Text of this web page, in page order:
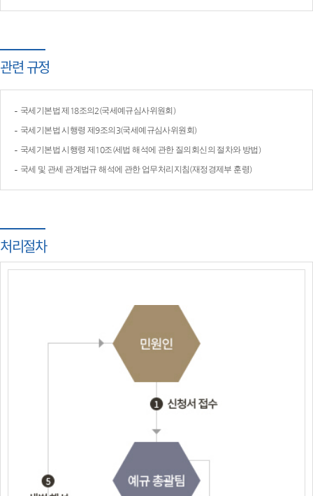
관련 규정
국세기본법 제18조의2(국세예규심사위원회)
국세기본법 시행령 제9조의3(국세예규심사위원회)
국세기본법 시행령 제10조(세법 해석에 관한 질의회신의 절차와 방법)
국세 및 관세 관계법규 해석에 관한 업무처리지침(재정경제부 훈령)
처리절차